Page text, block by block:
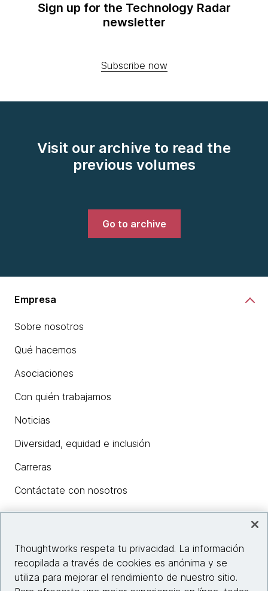
Sign up for the Technology Radar
newsletter
Subscribe now
Visit our archive to read the
previous volumes
Go to archive
Empresa
Sobre nosotros
Qué hacemos
Asociaciones
Con quién trabajamos
Noticias
Diversidad, equidad e inclusión
Carreras
Contáctate con nosotros
Información del sitio web
Thoughtworks respeta tu privacidad. La información
recopilada a través de cookies es anónima y se
utiliza para mejorar el rendimiento de nuestro sitio.